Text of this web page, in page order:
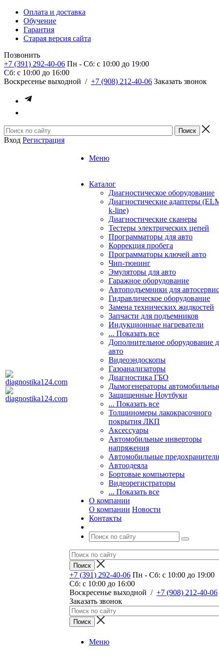
Оплата и доставка
Обучение
Гарантия
Старая версия сайта
Позвонить
+7 (391) 292-40-06 Пн - Сб: c 10:00 до 19:00
Сб: c 10:00 до 16:00
​Воскресенье выходной / +7 (908) 212-40-06 Заказать звонок
Вход Регистрация
Меню
Каталог
Диагностическое оборудование
Диагностические адаптеры
k-line)
Диагностические сканеры
Тестеры электрических цепей
Программаторы для авто
Коррекция пробега
Программаторы ключей авто
Чип-тюнинг
Эмуляторы для авто
Гаражное оборудование
Автоподъемники для
Гидравлическое оборудование
Замена технических жидкостей
Запчасти для подъемников
Индукционные нагреватели
... Показать все
Дополнительное оборудование
авто
Видеоэндоскопы
Газоанализаторы
Диагностика ГБО
Дымогенераторы
Защищенные Ноутбуки
... Показать все
Толщиномеры лакокрасочного
покрытия ЛКП
Аксессуары
Автомобильные инверторы
напряжения
Автомобильные
Автоодеяла
Бортовые компьютеры
Видеорегистраторы
... Показать все
О компании
О компании Новости
Контакты
+7 (391) 292-40-06 Пн - Сб: c 10:00 до 19:00
Сб: c 10:00 до 16:00
​Воскресенье выходной / +7 (908) 212-40-06
Заказать звонок
Меню